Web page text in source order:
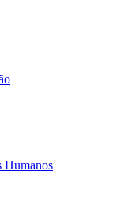
Humanos